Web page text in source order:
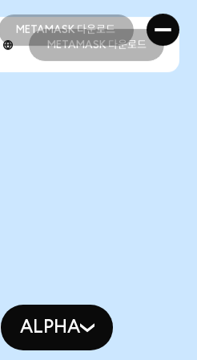
METAMASK 다운로드
METAMASK 다운로드
METAMASK 다운로드
ALPHA